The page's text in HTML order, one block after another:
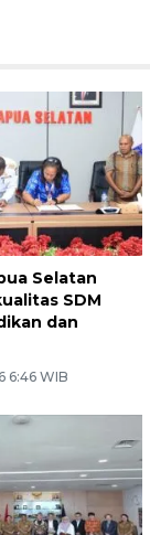
Selatan
SDM
dan
6:46 WIB